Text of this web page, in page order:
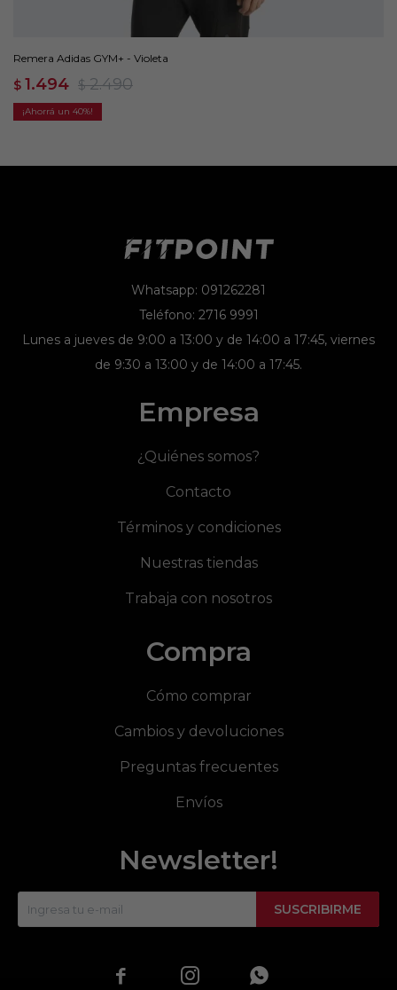
Remera Adidas GYM+ - Violeta
$ 1.494 $ 2.490
40
Whatsapp: 091262281
Teléfono: 2716 9991
Lunes a jueves de 9:00 a 13:00 y de 14:00 a 17:45, viernes
de 9:30 a 13:00 y de 14:00 a 17:45.
Empresa
¿Quiénes somos?
Contacto
Términos y condiciones
Nuestras tiendas
Trabaja con nosotros
Compra
Cómo comprar
Cambios y devoluciones
Preguntas frecuentes
Envíos
Newsletter!
SUSCRIBIRME
  